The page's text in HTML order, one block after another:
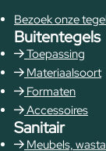
Bezoek onze
Buitentegels
Toepassing
Materiaalsoort
Formaten
Accessoires
Sanitair
Meubels,